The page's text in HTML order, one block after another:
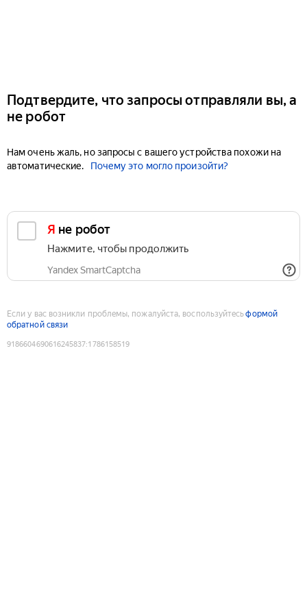
Подтвердите, что запросы отправляли вы, а
не робот
Нам очень жаль, но запросы с вашего устройства похожи на
автоматические.
Почему это могло произойти?
Я не робот
Нажмите, чтобы продолжить
Yandex SmartCaptcha
Если у вас возникли проблемы, пожалуйста, воспользуйтесьформой
обратной связи
9186604690616245837:1786158519